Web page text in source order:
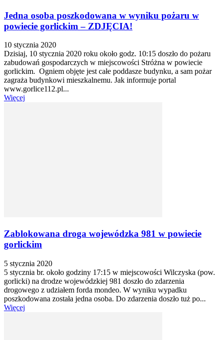
Jedna osoba poszkodowana w wyniku pożaru w
powiecie gorlickim – ZDJĘCIA!
10 stycznia 2020
Dzisiaj, 10 stycznia 2020 roku około godz. 10:15 doszło do pożaru
zabudowań gospodarczych w miejscowości Stróżna w powiecie
gorlickim. Ogniem objęte jest całe poddasze budynku, a sam pożar
zagraża budynkowi mieszkalnemu. Jak informuje portal
www.gorlice112.pl...
Więcej
Zablokowana droga wojewódzka 981 w powiecie
gorlickim
5 stycznia 2020
5 stycznia br. około godziny 17:15 w miejscowości Wilczyska (pow.
gorlicki) na drodze wojewódzkiej 981 doszło do zdarzenia
drogowego z udziałem forda mondeo. W wyniku wypadku
poszkodowana została jedna osoba. Do zdarzenia doszło tuż po...
Więcej